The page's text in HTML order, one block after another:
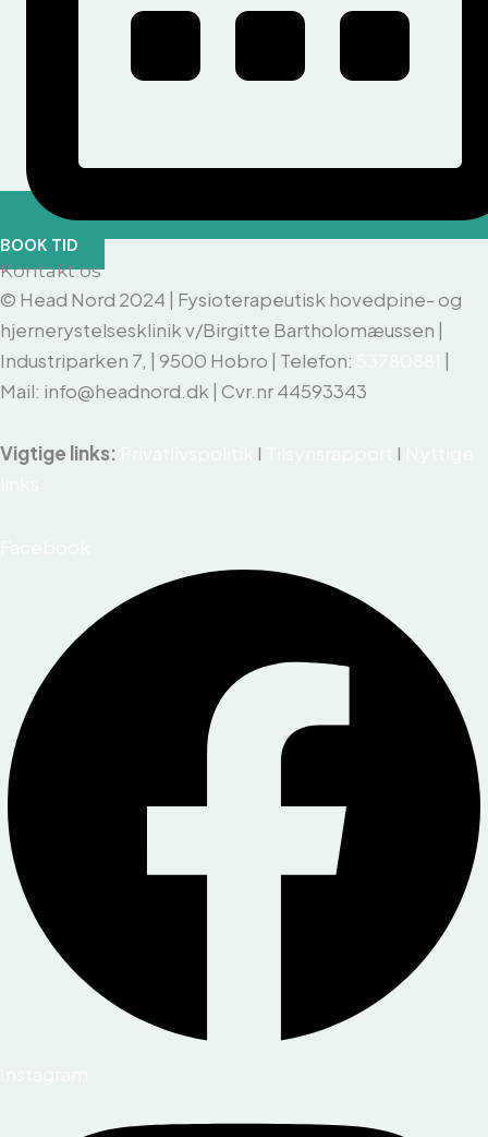
BOOK TID
Kontakt os
© Head Nord 2024 | Fysioterapeutisk hovedpine- og
hjernerystelsesklinik v/Birgitte Bartholomæussen |
Industriparken 7, | 9500 Hobro | Telefon:
|
Mail: info@headnord.dk | Cvr.nr 44593343
Vigtige links: I I